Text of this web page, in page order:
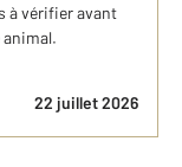
à vérifier avant
animal.
22 juillet 2026